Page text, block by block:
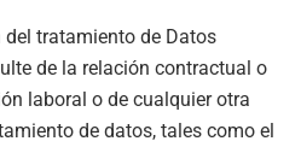
tratamiento de Datos
de la relación contractual o
laboral o de cualquier otra
de datos, tales como el